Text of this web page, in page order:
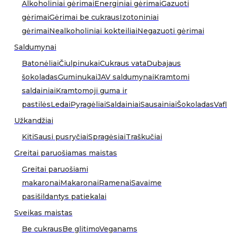
Alkoholiniai gėrimaiEnerginiai gėrimaiGazuoti
gėrimaiGėrimai be cukrausIzotoniniai
gėrimaiNealkoholiniai kokteiliaiNegazuoti gėrimai
Saldumynai
BatonėliaiČiulpinukaiCukraus vataDubajaus
šokoladasGuminukaiJAV saldumynaiKramtomi
saldainiaiKramtomoji guma ir
pastilėsLedaiPyragėliaiSaldainiaiSausainiaiŠokoladas
Užkandžiai
KitiSausi pusryčiaiSpragėsiaiTraškučiai
Greitai paruošiamas maistas
Greitai paruošiami
makaronaiMakaronaiRamenaiSavaime
pasišildantys patiekalai
Sveikas maistas
Be cukrausBe glitimoVeganams